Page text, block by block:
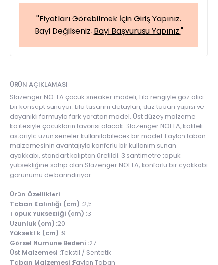
''Fiyatları Görebilmek İçinGiriş Yapınız.
Bayi Değilseniz, Bayi Başvurusu Yapınız.''
ÜRÜN AÇIKLAMASI
Slazenger NOELA çocuk sneaker modeli, Lila rengiyle göz alıcı
bir konsept sunuyor. Lila tasarım detayları, düz taban yapısı ve
dayanıklı formuyla fark yaratan model. Üst düzey malzeme
kalitesiyle çocukların favorisi olacak. Slazenger NOELA, kaliteli
astarıyla uzun seneler kullanılabilecek bir model. Faylon taban
malzemesinin avantajıyla konforlu bir kullanım sunan
ayakkabı, standart kalıptan üretildi. 3 santimetre topuk
yüksekliğine sahip olan Slazenger NOELA, konforlu bir ayakkabı
görünümü de barındırıyor.
Ürün Özellikleri
Taban Kalınlığı (cm) :2,5
Topuk Yüksekliği (cm) :3
Uzunluk (cm) :20
Yükseklik (cm) :9
Görsel Numune Bedeni :27
Üst Malzemesi :Tekstil / Sentetik
Taban Malzemesi :Faylon Taban